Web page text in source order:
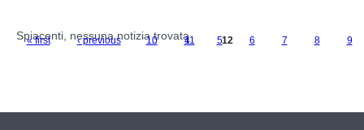
contenuto
Spiacenti, nessuna notizia trovata
« first ‹ previous … 4 5 6 7 8 9
10 11 12